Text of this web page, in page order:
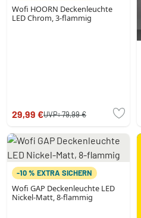
Wofi HOORN Deckenleuchte
LED Chrom, 3-flammig
29,99 €UVP:79,99 €
-10 % EXTRA SICHERN
Wofi GAP Deckenleuchte LED
Nickel-Matt, 8-flammig